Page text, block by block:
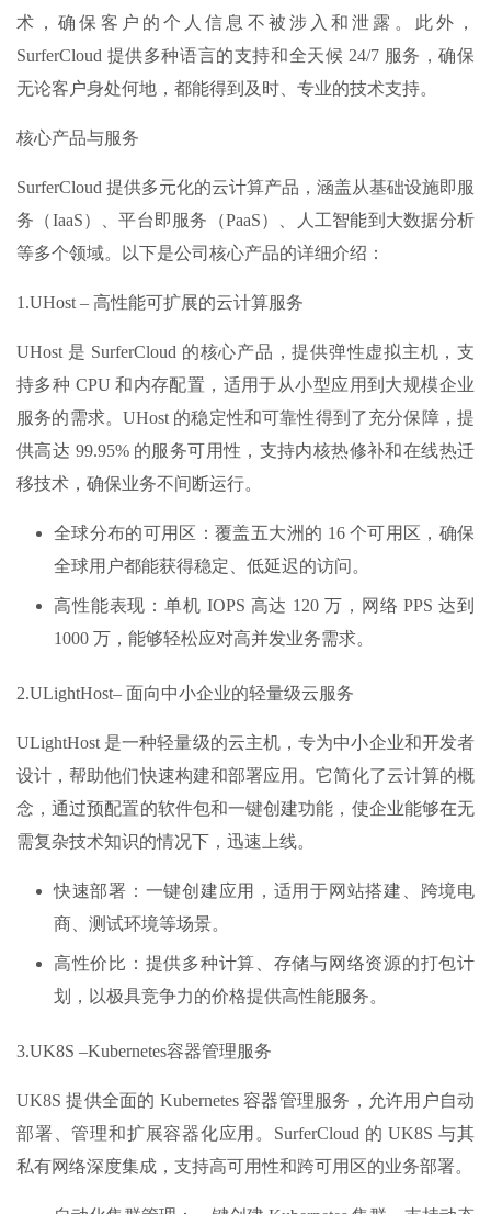
术，确保客户的个人信息不被涉入和泄露。此外，
SurferCloud 提供多种语言的支持和全天候 24/7 服务，确保
无论客户身处何地，都能得到及时、专业的技术支持。
核心产品与服务
SurferCloud 提供多元化的云计算产品，涵盖从基础设施即服
务（IaaS）、平台即服务（PaaS）、人工智能到大数据分析
等多个领域。以下是公司核心产品的详细介绍：
1.UHost – 高性能可扩展的云计算服务
UHost 是 SurferCloud 的核心产品，提供弹性虚拟主机，支
持多种 CPU 和内存配置，适用于从小型应用到大规模企业
服务的需求。UHost 的稳定性和可靠性得到了充分保障，提
供高达 99.95% 的服务可用性，支持内核热修补和在线热迁
移技术，确保业务不间断运行。
全球分布的可用区：覆盖五大洲的 16 个可用区，确保
全球用户都能获得稳定、低延迟的访问。
高性能表现：单机 IOPS 高达 120 万，网络 PPS 达到
1000 万，能够轻松应对高并发业务需求。
2.ULightHost– 面向中小企业的轻量级云服务
ULightHost 是一种轻量级的云主机，专为中小企业和开发者
设计，帮助他们快速构建和部署应用。它简化了云计算的概
念，通过预配置的软件包和一键创建功能，使企业能够在无
需复杂技术知识的情况下，迅速上线。
快速部署：一键创建应用，适用于网站搭建、跨境电
商、测试环境等场景。
高性价比：提供多种计算、存储与网络资源的打包计
划，以极具竞争力的价格提供高性能服务。
3.UK8S –Kubernetes容器管理服务
UK8S 提供全面的 Kubernetes 容器管理服务，允许用户自动
部署、管理和扩展容器化应用。SurferCloud 的 UK8S 与其
私有网络深度集成，支持高可用性和跨可用区的业务部署。